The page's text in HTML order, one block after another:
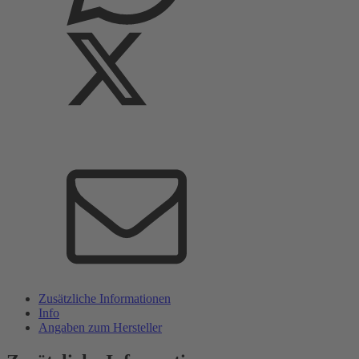
Zusätzliche Informationen
Info
Angaben zum Hersteller